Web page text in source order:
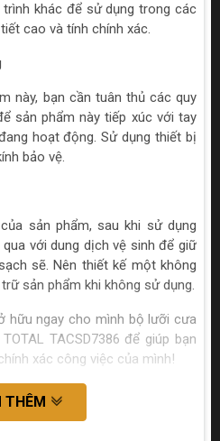
khác để sử dụng trong các
cao và tính chính xác.
này, bạn cần tuân thủ các quy
sản phẩm này tiếp xúc với tay
hoạt động. Sử dụng thiết bị
bảo vệ.
sản phẩm, sau khi sử dụng
với dung dịch vệ sinh để giữ
sẽ. Nên thiết kế một không
sản phẩm khi không sử dụng.
hữu ngay cho mình bộ lưỡi cưa
TACSD7386 để giúp bạn
xác công việc của mình!
THÊM